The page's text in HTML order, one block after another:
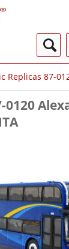
Replicas 87-
0120